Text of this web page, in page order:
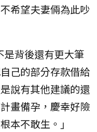
希望夫妻倆為此吵
是背後還有更大筆
己的部分存款借給
說有其他建議的還
畫備孕，慶幸好險
本不敢生。」